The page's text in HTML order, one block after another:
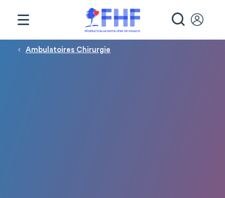
Fil d'Ariane
Ambulatoires Chirurgie
Panneau de gestion des cookies